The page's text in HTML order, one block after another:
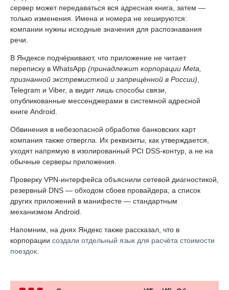
сервер может передаваться вся адресная книга, затем —
только изменения. Имена и номера не хешируются:
компании нужны исходные значения для распознавания
речи.
В Яндексе подчёркивают, что приложение не читает
переписку в WhatsApp (принадлежит корпорации Meta,
признанной экстремисткой и запрещённой в России)
Telegram и Viber, а видит лишь способы связи,
опубликованные мессенджерами в системной адресной
книге Android.
Обвинения в небезопасной обработке банковских карт
компания также отвергла. Их реквизиты, как утверждается,
уходят напрямую в изолированный PCI DSS-контур, а не на
обычные серверы приложения.
Проверку VPN-интерфейса объяснили сетевой диагностикой,
резервный DNS — обходом сбоев провайдера, а список
других приложений в манифесте — стандартным
механизмом Android.
Напомним, на днях Яндекс также рассказал, что в
корпорации создали отдельный язык для расчёта стоимости
поездок